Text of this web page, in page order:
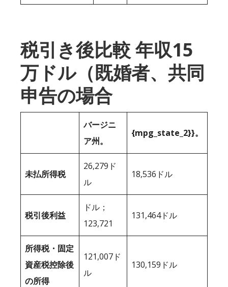
税引き後比較 年収15
万ドル（既婚者、共同
申告の場合
バージニ
ア州。
{mpg_state_2}}。
未払所得税
26,279ド
ル
18,536ドル
税引後利益
ドル；
123,721
131,464ドル
所得税・固定
資産税控除後
の所得
121,007ド
ル
130,159ドル